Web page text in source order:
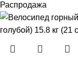
Распродажа